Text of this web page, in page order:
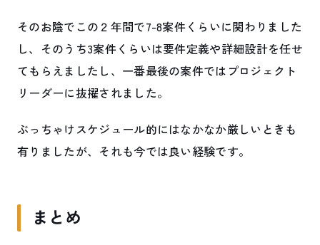
そのお陰でこの２年間で7-8案件くらいに関わりました
し、そのうち3案件くらいは要件定義や詳細設計を任せ
てもらえましたし、一番最後の案件ではプロジェクト
リーダーに抜擢されました。
ぶっちゃけスケジュール的にはなかなか厳しいときも
有りましたが、それも今では良い経験です。
まとめ